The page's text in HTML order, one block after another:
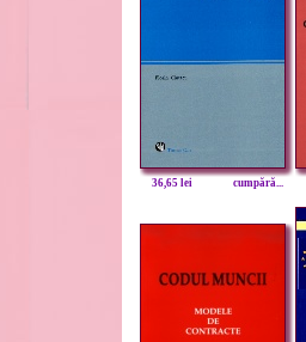
36,65 lei cumpără...